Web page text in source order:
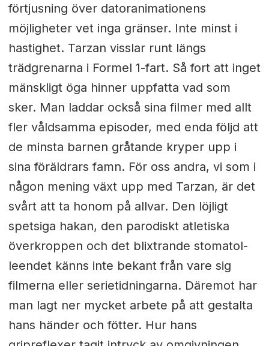
förtjusning över datoranimationens
möjligheter vet inga gränser. Inte minst i
hastighet. Tarzan visslar runt längs
trädgrenarna i Formel 1-fart. Så fort att inget
mänskligt öga hinner uppfatta vad som
sker. Man laddar också sina filmer med allt
fler våldsamma episoder, med enda följd att
de minsta barnen gråtande kryper upp i
sina föräldrars famn. För oss andra, vi som i
någon mening växt upp med Tarzan, är det
svårt att ta honom på allvar. Den löjligt
spetsiga hakan, den parodiskt atletiska
överkroppen och det blixtrande stomatol-
leendet känns inte bekant från vare sig
filmerna eller serietidningarna. Däremot har
man lagt ner mycket arbete på att gestalta
hans händer och fötter. Hur hans